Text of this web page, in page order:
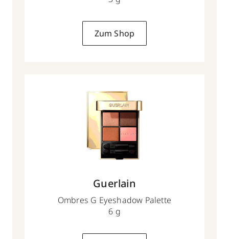
Zum Shop
Guerlain
Ombres G Eyeshadow Palette
6 g